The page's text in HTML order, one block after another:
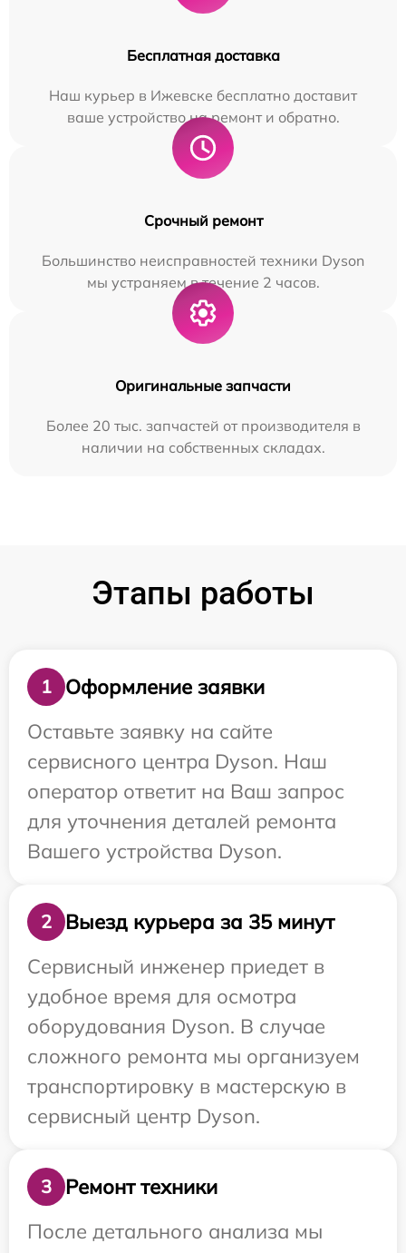
Бесплатная доставка
Наш курьер в Ижевске бесплатно доставит
ваше устройство на ремонт и обратно.
Срочный ремонт
Большинство неисправностей техники Dyson
мы устраняем в течение 2 часов.
Оригинальные запчасти
Более 20 тыс. запчастей от производителя в
наличии на собственных складах.
Этапы работы
1
Оформление заявки
Оставьте заявку на сайте
сервисного центра Dyson. Наш
оператор ответит на Ваш запрос
для уточнения деталей ремонта
Вашего устройства Dyson.
2
Выезд курьера за 35 минут
Сервисный инженер приедет в
удобное время для осмотра
оборудования Dyson. В случае
сложного ремонта мы организуем
транспортировку в мастерскую в
сервисный центр Dyson.
3
Ремонт техники
После детального анализа мы